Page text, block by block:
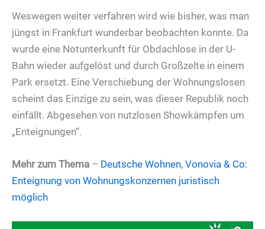
Weswegen weiter verfahren wird wie bisher, was man
jüngst in Frankfurt wunderbar beobachten konnte. Da
wurde eine Notunterkunft für Obdachlose in der U-
Bahn wieder aufgelöst und durch Großzelte in einem
Park ersetzt. Eine Verschiebung der Wohnungslosen
scheint das Einzige zu sein, was dieser Republik noch
einfällt. Abgesehen von nutzlosen Showkämpfen um
„Enteignungen“.
Mehr zum Thema – Deutsche Wohnen, Vonovia & Co:
Enteignung von Wohnungskonzernen juristisch
möglich